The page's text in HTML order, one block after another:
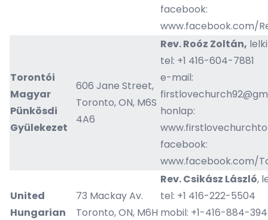
facebook:
www.facebook.com/
Torontói
Magyar
Pünkösdi
Gyülekezet
606 Jane Street,
Toronto, ON, M6S
4A6
Rev. Roóz Zoltán,
tel: +1 416-604-7881
e-mail:
honlap:
facebook:
www.facebook.com/
United
Hungarian
73 Mackay Av.
Toronto, ON, M6H
Rev. Csikász László,
tel: +1 416-222-5504
mobil: +1-416-884-